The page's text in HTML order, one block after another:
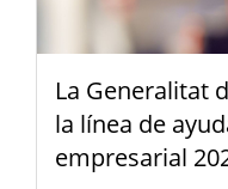
La Generalitat
la línea de
empresarial